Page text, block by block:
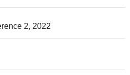
2, 2022